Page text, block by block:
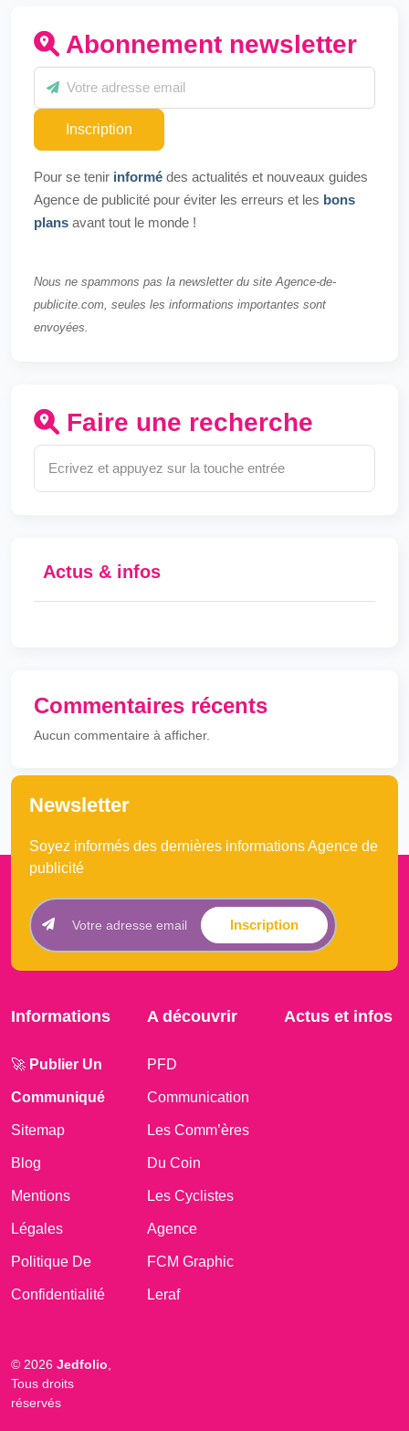
Abonnement newsletter
Inscription
Pour se tenir informé des actualités et nouveaux guides
Agence de publicité pour éviter les erreurs et les bons
plans avant tout le monde !
Nous ne spammons pas la newsletter du site Agence-de-
publicite.com, seules les informations importantes sont
envoyées.
Faire une recherche
Actus & infos
Commentaires récents
Aucun commentaire à afficher.
Newsletter
Soyez informés des dernières informations Agence de
publicité
Inscription
Informations
🚀 Publier Un
Communiqué
Sitemap
Blog
Mentions
Légales
Politique De
Confidentialité
© 2026 Jedfolio
Tous droits
réservés
A découvrir
PFD
Communication
Les Comm’ères
Du Coin
Les Cyclistes
Agence
FCM Graphic
Leraf
Actus et infos